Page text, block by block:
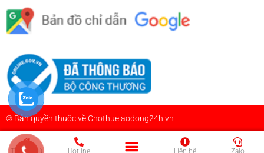
© Bản quyền thuộc về Chothuelaodong24h.vn
Trang chủ Hotline Liên hệ Zalo